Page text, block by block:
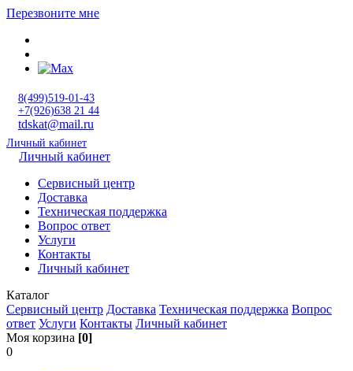
Перезвоните мне
8(499)519-01-43
+7(926)638 21 44
tdskat@mail.ru
Личный кабинет
Личный кабинет
Сервисный центр
Доставка
Техническая поддержка
Вопрос ответ
Услуги
Контакты
Личный кабинет
Каталог
Сервисный центр Доставка Техническая поддержка Вопрос
ответ Услуги Контакты Личный кабинет
Моя корзина [0]
0